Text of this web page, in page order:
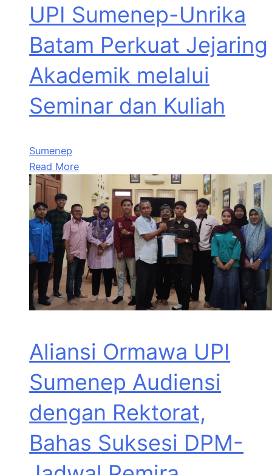
UPI Sumenep-Unrika
Batam Perkuat Jejaring
Akademik melalui
Seminar dan Kuliah
Sumenep
Read More
Aliansi Ormawa UPI
Sumenep Audiensi
dengan Rektorat,
Bahas Suksesi DPM-